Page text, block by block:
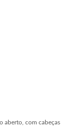
aberto, com cabeças